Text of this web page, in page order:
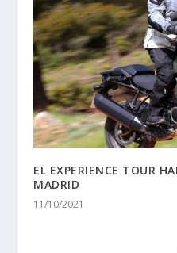
EL EXPERIENCE TOUR
MADRID
11/10/2021